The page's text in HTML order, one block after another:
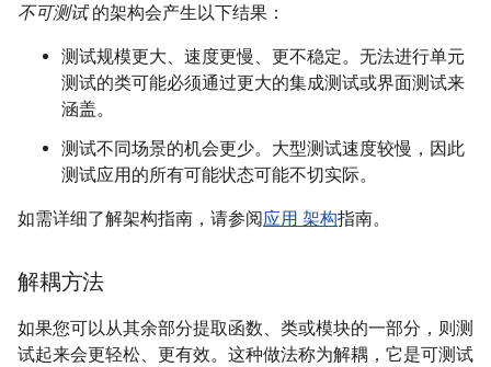
不可测试的架构会产生以下结果：
测试规模更大、速度更慢、更不稳定。无法进行单元
测试的类可能必须通过更大的集成测试或界面测试来
涵盖。
测试不同场景的机会更少。大型测试速度较慢，因此
测试应用的所有可能状态可能不切实际。
如需详细了解架构指南，请参阅应用 架构指南。
解耦方法
如果您可以从其余部分提取函数、类或模块的一部分，则测
试起来会更轻松、更有效。这种做法称为解耦，它是可测试